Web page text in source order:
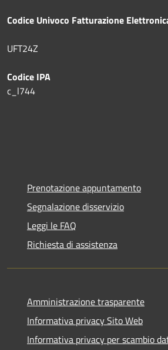
Codice Univoco Fatturazione
UFT24Z
Codice IPA
c_l744
Prenotazione appuntamento
Segnalazione disservizio
Leggi le FAQ
Richiesta di assistenza
Amministrazione trasparente
Informativa privacy Sito Web
Informativa privacy per scambio